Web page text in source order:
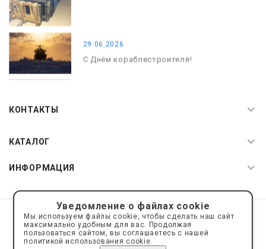
29.06.2026
С Днём кораблестроителя!
КОНТАКТЫ
КАТАЛОГ
ИНФОРМАЦИЯ
© 2019—2026 Интернет пространство АкваРос
sale@a-ros.ru
Политика конфиденциальности
Политика обработки персональных данных
Уведомление о файлах cookie
Мы используем файлы cookie, чтобы сделать наш сайт
максимально удобным для вас. Продолжая
пользоваться сайтом, вы соглашаетесь с нашей
политикой использования cookie.